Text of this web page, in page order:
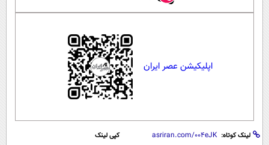
اپلیکیشن عصر ایران
لینک کوتاه: کپی لینک